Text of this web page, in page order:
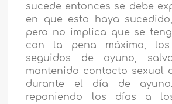
sucede entonces se debe
en que esto haya
pero no implica que se
con la pena máxima, los
seguidos de ayuno,
mantenido contacto sexual
durante el día de
reponiendo los días a